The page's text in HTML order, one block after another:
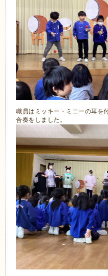
職員はミッキー・ミニーの耳を
合奏をしました。